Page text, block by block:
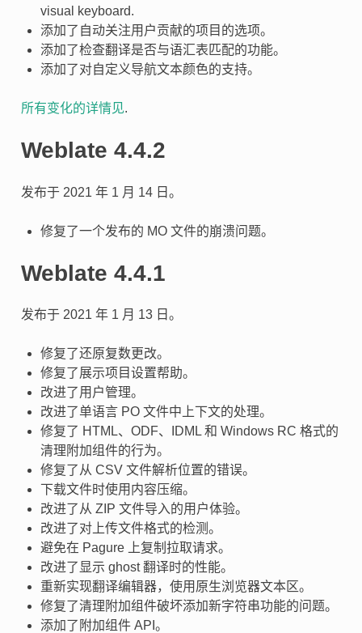
visual keyboard.
添加了自动关注用户贡献的项目的选项。
添加了检查翻译是否与语汇表匹配的功能。
添加了对自定义导航文本颜色的支持。
所有变化的详情见.
Weblate 4.4.2
发布于 2021 年 1 月 14 日。
修复了一个发布的 MO 文件的崩溃问题。
Weblate 4.4.1
发布于 2021 年 1 月 13 日。
修复了还原复数更改。
修复了展示项目设置帮助。
改进了用户管理。
改进了单语言 PO 文件中上下文的处理。
修复了 HTML、ODF、IDML 和 Windows RC 格式的
清理附加组件的行为。
修复了从 CSV 文件解析位置的错误。
下载文件时使用内容压缩。
改进了从 ZIP 文件导入的用户体验。
改进了对上传文件格式的检测。
避免在 Pagure 上复制拉取请求。
改进了显示 ghost 翻译时的性能。
重新实现翻译编辑器，使用原生浏览器文本区。
修复了清理附加组件破坏添加新字符串功能的问题。
添加了附加组件 API。